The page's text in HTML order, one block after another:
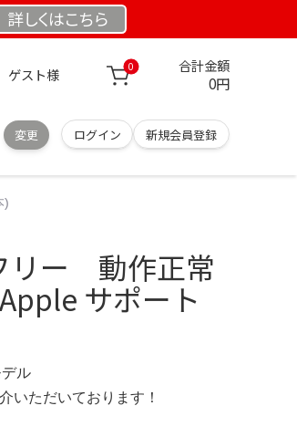
詳しくはこちら
ゲスト様 0 合計金額
0円
変更 ログイン 新規会員登録
)
リー 動作正常
サポート
ル
いただいております！